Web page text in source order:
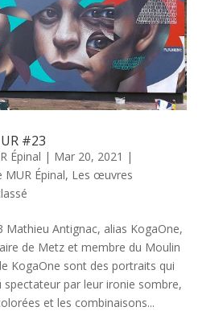
#23
Épinal | Mar 20, 2021 |
Épinal, Les œuvres
Mathieu Antignac, alias KogaOne,
de Metz et membre du Moulin
KogaOne sont des portraits qui
spectateur par leur ironie sombre,
et les combinaisons...